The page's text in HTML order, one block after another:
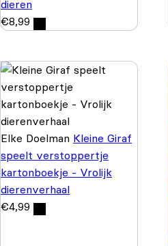
dieren
€8,99
Elke Doelman Kleine Giraf
speelt verstoppertje
kartonboekje - Vrolijk
dierenverhaal
€4,99